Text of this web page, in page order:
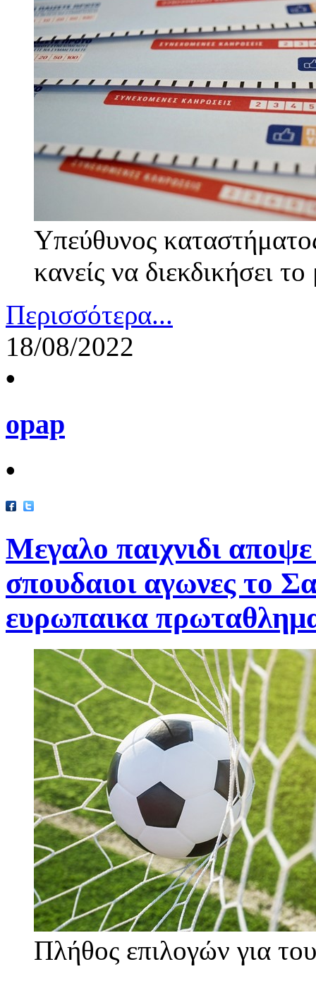
Υπεύθυνος
κανείς να διεκδικήσει
Περισσότερα...
18/08/2022
•
opap
•
Μεγαλο παιχνιδι
σπουδαιοι αγωνες το
ευρωπαικα
Πλήθος επιλογών για